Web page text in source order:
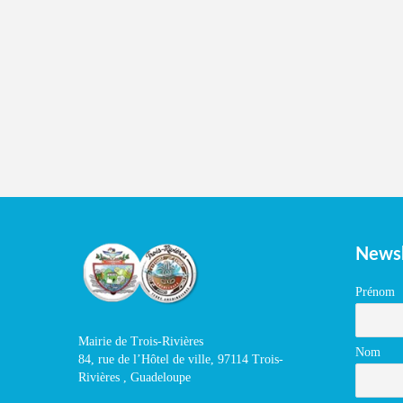
Mairie de Trois-Rivières
84, rue de l’Hôtel de ville, 97114 Trois-
Rivières , Guadeloupe
Prénom
Nom